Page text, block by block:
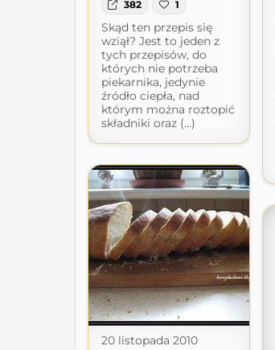
382 1
Skąd ten przepis się
wziął? Jest to jeden z
tych przepisów, do
których nie potrzeba
piekarnika, jedynie
źródło ciepła, nad
którym można roztopić
składniki oraz (...)
20 listopada 2010